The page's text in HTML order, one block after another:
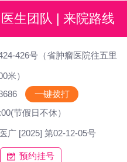
医生团队 来院路线
426号（省肿瘤医院往五里
米）
一键拨打
节假日不休）
广 [2025] 第02-12-05号
预约挂号